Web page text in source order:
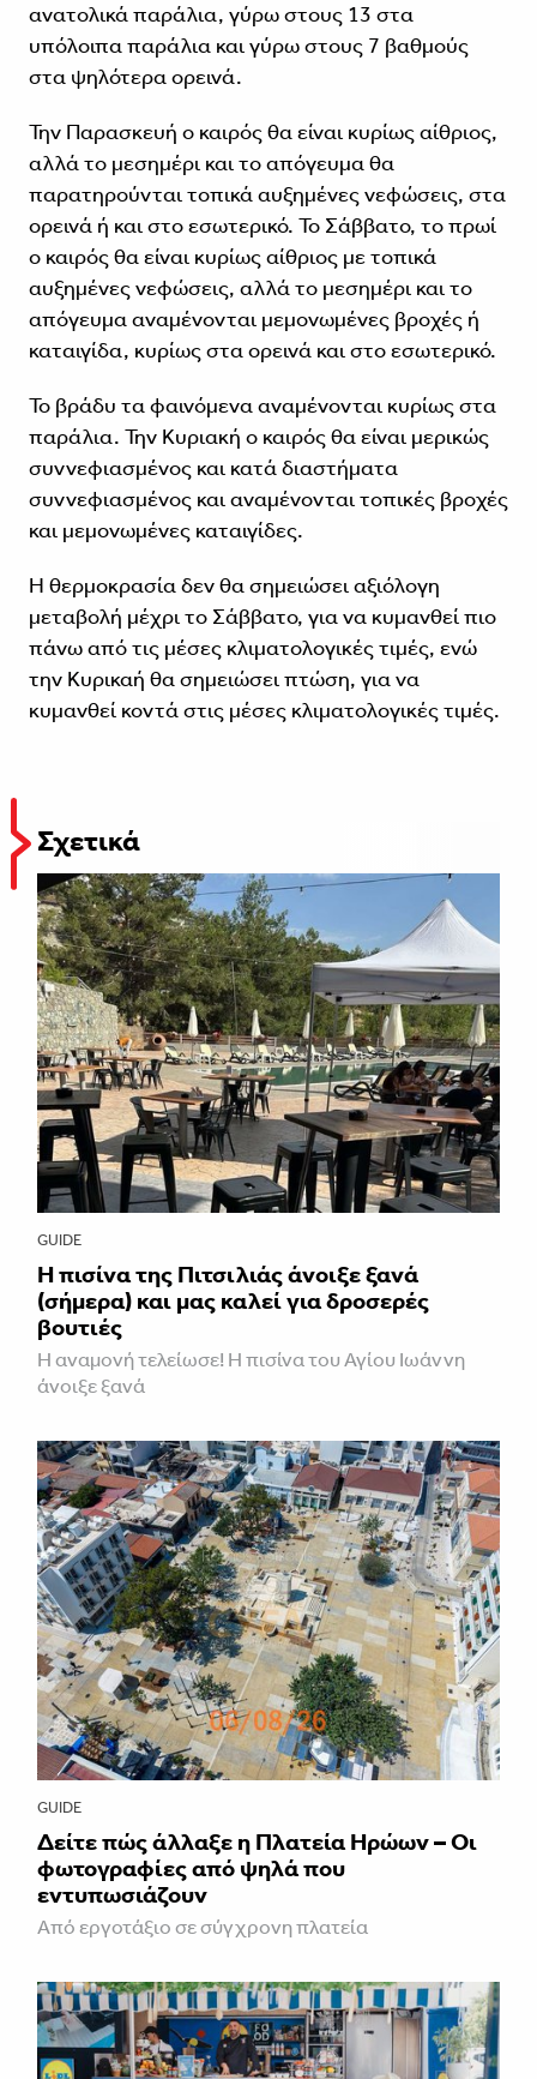
ανατολικά παράλια, γύρω στους 13 στα
υπόλοιπα παράλια και γύρω στους 7 βαθμούς
στα ψηλότερα ορεινά.
Την Παρασκευή ο καιρός θα είναι κυρίως αίθριος,
αλλά το μεσημέρι και το απόγευμα θα
παρατηρούνται τοπικά αυξημένες νεφώσεις, στα
ορεινά ή και στο εσωτερικό. Το Σάββατο, το πρωί
ο καιρός θα είναι κυρίως αίθριος με τοπικά
αυξημένες νεφώσεις, αλλά το μεσημέρι και το
απόγευμα αναμένονται μεμονωμένες βροχές ή
καταιγίδα, κυρίως στα ορεινά και στο εσωτερικό.
Το βράδυ τα φαινόμενα αναμένονται κυρίως στα
παράλια. Την Κυριακή ο καιρός θα είναι μερικώς
συννεφιασμένος και κατά διαστήματα
συννεφιασμένος και αναμένονται τοπικές βροχές
και μεμονωμένες καταιγίδες.
Η θερμοκρασία δεν θα σημειώσει αξιόλογη
μεταβολή μέχρι το Σάββατο, για να κυμανθεί πιο
πάνω από τις μέσες κλιματολογικές τιμές, ενώ
την Κυρικαή θα σημειώσει πτώση, για να
κυμανθεί κοντά στις μέσες κλιματολογικές τιμές.
Σχετικά
GUIDE
Η πισίνα της Πιτσιλιάς άνοιξε ξανά
(σήμερα) και μας καλεί για δροσερές
βουτιές
Η αναμονή τελείωσε! Η πισίνα του Αγίου Ιωάννη
άνοιξε ξανά
GUIDE
Δείτε πώς άλλαξε η Πλατεία Ηρώων – Οι
φωτογραφίες από ψηλά που
εντυπωσιάζουν
Από εργοτάξιο σε σύγχρονη πλατεία